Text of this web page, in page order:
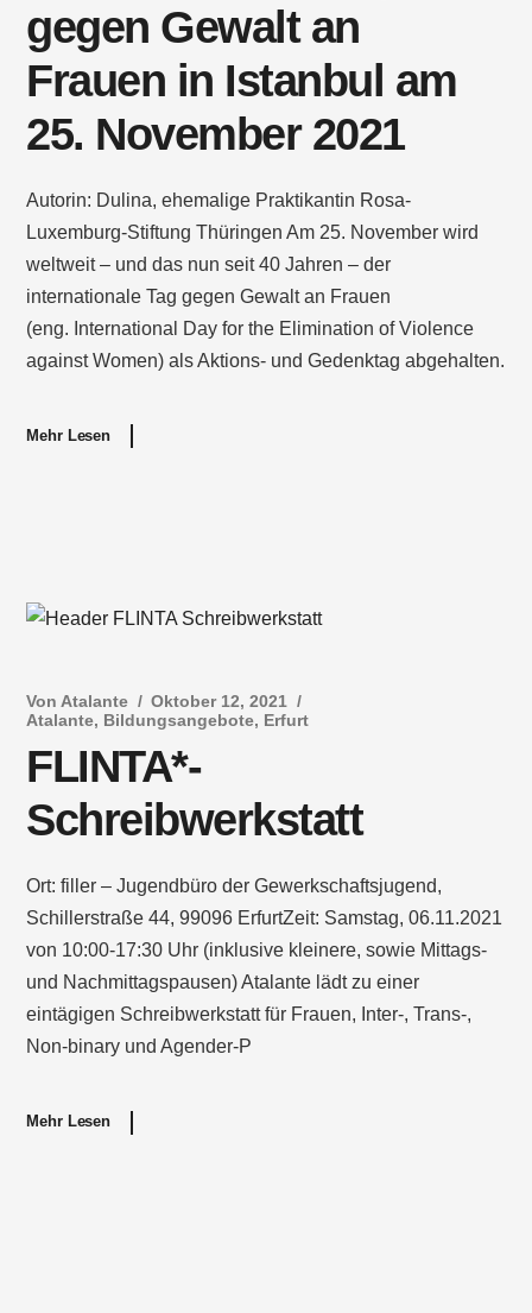
gegen Gewalt an
Frauen in Istanbul am
25. November 2021
Autorin: Dulina, ehemalige Praktikantin Rosa-
Luxemburg-Stiftung Thüringen Am 25. November wird
weltweit – und das nun seit 40 Jahren – der
internationale Tag gegen Gewalt an Frauen
(eng. International Day for the Elimination of Violence
against Women) als Aktions- und Gedenktag abgehalten.
Mehr Lesen
Von Atalante
Oktober 12, 2021
Atalante, Bildungsangebote, Erfurt
FLINTA*-
Schreibwerkstatt
Ort: filler – Jugendbüro der Gewerkschaftsjugend,
Schillerstraße 44, 99096 ErfurtZeit: Samstag, 06.11.2021
von 10:00-17:30 Uhr (inklusive kleinere, sowie Mittags-
und Nachmittagspausen) Atalante lädt zu einer
eintägigen Schreibwerkstatt für Frauen, Inter-, Trans-,
Non-binary und Agender-P
Mehr Lesen